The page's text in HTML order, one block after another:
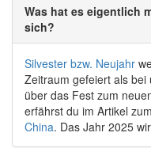
Was hat es eigentlich
sich?
Silvester bzw. Neujahr
Zeitraum gefeiert als bei
über das Fest zum
erfährst du im Artikel zum
China. Das Jahr 2025